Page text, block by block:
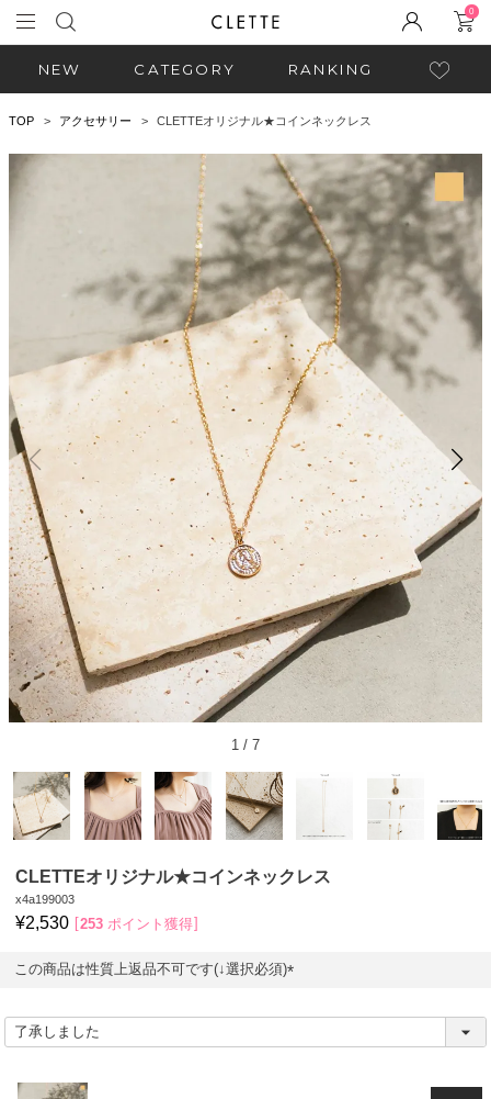
0
NEW CATEGORY RANKING
TOP アクセサリー CLETTEオリジナル★コインネックレス
1 / 7
CLETTEオリジナル★コインネックレス
x4a199003
¥2,530 253 ポイント獲得
この商品は性質上返品不可です(↓選択必須)
必